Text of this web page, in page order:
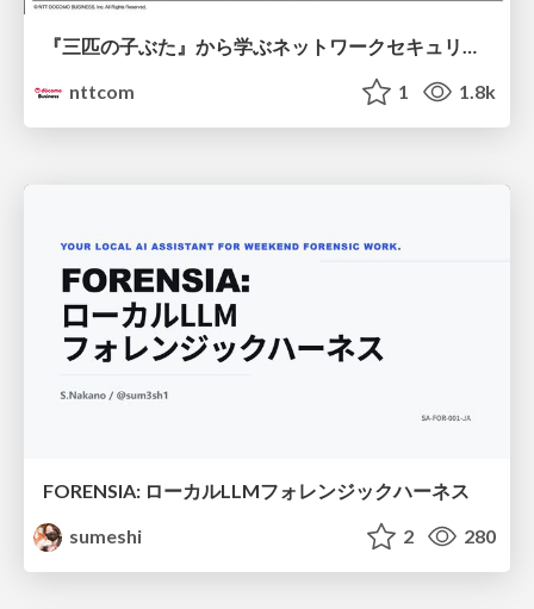
『三匹の子ぶた』から学ぶネットワークセキュリティの昔と今 / Network Security: Then and Now Through the Lens of The Three Little Pigs
nttcom
1 1.8k
FORENSIA: ローカルLLMフォレンジックハーネス
sumeshi
2 280